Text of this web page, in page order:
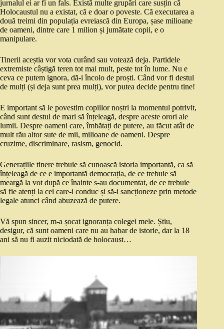
jurnalul ei ar fi un fals. Există multe grupări care susțin că
Holocaustul nu a existat, că e doar o poveste. Că executarea a
două treimi din populația evreiască din Europa, șase milioane
de oameni, dintre care 1 milion și jumătate copii, e o
manipulare.
Tinerii aceștia vor vota curând sau votează deja. Partidele
extremiste câștigă teren tot mai mult, peste tot în lume. Nu e
ceva ce putem ignora, dă-i încolo de proști. Când vor fi destul
de mulți (și deja sunt prea mulți), vor putea decide pentru tine!
E important să le povestim copiilor noștri la momentul potrivit,
când sunt destul de mari să înțeleagă, despre aceste orori ale
lumii. Despre oameni care, îmbătați de putere, au făcut atât de
mult rău altor sute de mii, milioane de oameni. Despre
cruzime, discriminare, rasism, genocid.
Generațiile tinere trebuie să cunoască istoria importantă, ca să
înțeleagă de ce e importantă democrația, de ce trebuie să
meargă la vot după ce înainte s-au documentat, de ce trebuie
să fie atenți la cei care-i conduc și să-i sancționeze prin metode
legale atunci când abuzează de putere.
Vă spun sincer, m-a șocat ignoranța colegei mele. Știu,
desigur, că sunt oameni care nu au habar de istorie, dar la 18
ani să nu fi auzit niciodată de holocaust…